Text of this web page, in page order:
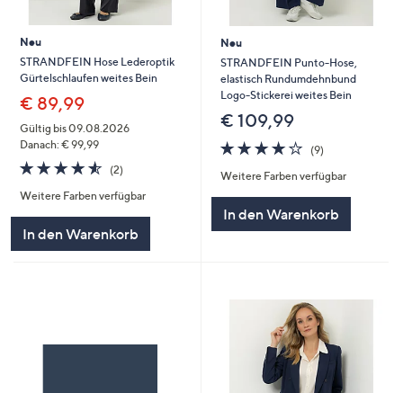
Neu
STRANDFEIN Hose Lederoptik
Gürtelschlaufen weites Bein
€ 89,99
Gültig bis 09.08.2026
Danach: € 99,99
4.5
von
5
(2)2
Weitere Farben verfügbar
In den Warenkorb
Neu
STRANDFEIN Punto-Hose,
elastisch Rundumdehnbund
Logo-Stickerei weites Bein
€ 109,99
4.1
von
5
(9)9
Weitere Farben verfügbar
In den Warenkorb